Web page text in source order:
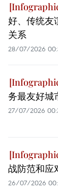
好、传统友
关系
28/07/2026
务最友好城
27/07/2026
战防范和应
26/07/2026